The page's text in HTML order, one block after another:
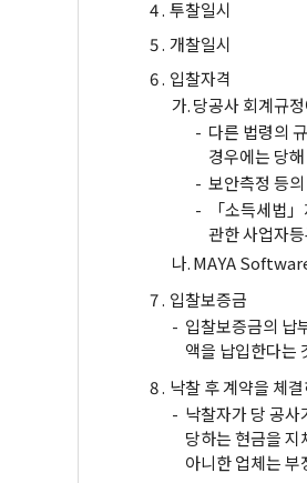
4 . 투찰일시
5 . 개찰일시
6 . 입찰자격
가.당공사 회계규
- 다른 법령의
경우에는 당
- 보안측정 등
-
「소득세법
관한 사업자
나.MAYA
7 . 입찰보증금
- 입찰보증금의 납
액을 납입한다는
8 . 낙찰 후 계약을 체
- 낙찰자가 당 공
당하는 현금을
아니한 업체는